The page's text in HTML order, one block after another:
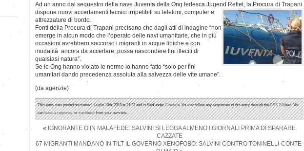
Ad un anno dal sequestro della nave Juventa della Ong tedesca Jugend Rettet, la Procura di Trapani
dispone nuovi accertamenti tecnici irripetibili su telefoni, computer e
attrezzature di bordo.
Fonti della Procura di Trapani precisano che dagli atti di indagine “non
emerge in alcun modo che l’operato delle navi umanitarie, che in più
occasioni avrebbero soccorso i migranti in acque libiche e con
modalità ancora da accertare, possa nascondere fini illeciti di
qualsiasi natura”.
Se le Ong hanno violato le norme lo hanno fatto “solo per fini
umanitari dando precedenza assoluta alla salvezza delle vite umane”.
(da agenzie)
This entry was posted on martedì, Luglio 10th, 2018 at 21:23 and is filed underGiustizia. You can follow any responses to this entry through theRSS 2.0feed. You
canleave a response, ortrackbackfrom your own site.
« IGNORANTE O IN MALAFEDE: SALVINI SI LEGGA ALMENO I GIORNALI PRIMA DI SPARARE
CAZZATE
67 MIGRANTI MANDANO IN TILT IL GOVERNO XENOFOBO: SALVINI CONTRO TONINELLI-CONTE-